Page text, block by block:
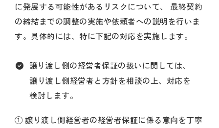
に発展する可能性があるリスクについて、 最終契約
の締結までの調整の実施や依頼者への説明を行いま
す。具体的には、特に下記の対応を実施します。
譲り渡し側の経営者保証の扱いに関しては、
譲り渡し側経営者と方針を相談の上、対応を
検討します。
① 譲り渡し側経営者の経営者保証に係る意向を丁寧